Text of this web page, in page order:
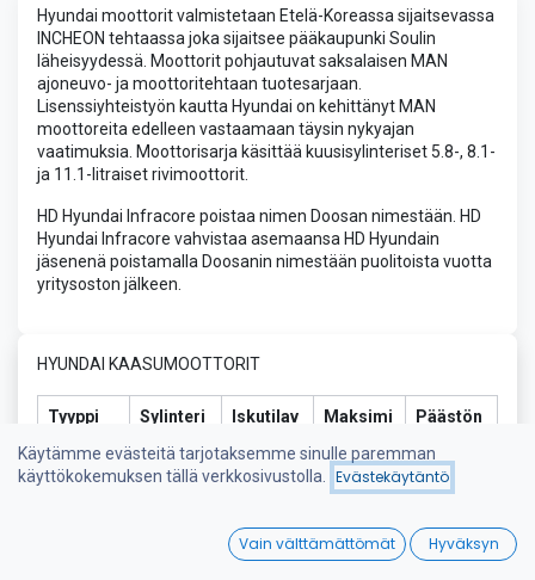
Wishlist
Hyundai moottorit valmistetaan Etelä-Koreassa sijaitsevassa
INCHEON tehtaassa joka sijaitsee pääkaupunki Soulin
läheisyydessä. Moottorit pohjautuvat saksalaisen MAN
ajoneuvo- ja moottoritehtaan tuotesarjaan.
Lisenssiyhteistyön kautta Hyundai on kehittänyt MAN
moottoreita edelleen vastaamaan täysin nykyajan
vaatimuksia. Moottorisarja käsittää kuusisylinteriset 5.8-, 8.1-
ja 11.1-litraiset rivimoottorit.
HD Hyundai Infracore poistaa nimen Doosan nimestään. HD
Hyundai Infracore vahvistaa asemaansa HD Hyundain
jäsenenä poistamalla Doosanin nimestään puolitoista vuotta
yritysoston jälkeen.
HYUNDAI KAASUMOOTTORIT
Tyyppi
Sylinteri
lukumää
rä
Iskutilav
Maksimi
m)
Päästön
8.1 165 Non-Tier
Käytämme evästeitä tarjotaksemme sinulle paremman
käyttökokemuksen tällä verkkosivustolla.
Evästekäytäntö
Vain välttämättömät Hyväksyn